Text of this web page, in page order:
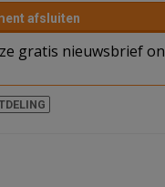
afsluiten
gratis nieuwsbrief